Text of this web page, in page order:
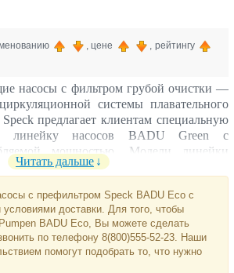
, цене , рейтингу
насосы с фильтром грубой очистки —
системы плавательного
предлагает клиентам специальную
линейку насосов BADU Green с
мощностью. Модели линейки
насосы компании, но отличаются
по технологии BADU Green.
Читать дальше
с префильтром Speck BADU Eco с
доставки. Для того, чтобы
BADU Eco, Вы можете сделать
по телефону 8(800)555-52-23. Наши
помогут подобрать то, что нужно